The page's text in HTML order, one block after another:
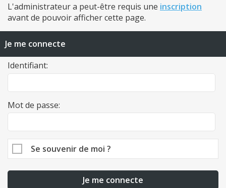
L'administrateur a peut-être requis une inscription
avant de pouvoir afficher cette page.
Je me connecte
Identifiant:
Mot de passe:
Se souvenir de moi ?
Je me connecte